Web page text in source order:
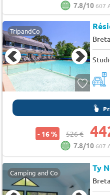
7.8/10607
TripandCo
- 16 % 526 €
7.8/10607
Camping and Co Ty